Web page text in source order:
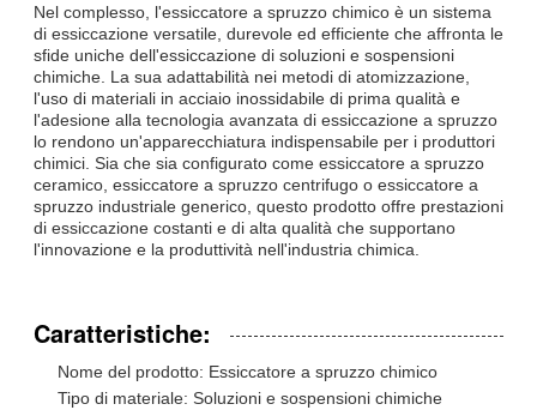
Nel complesso, l'essiccatore a spruzzo chimico è un sistema
di essiccazione versatile, durevole ed efficiente che affronta le
sfide uniche dell'essiccazione di soluzioni e sospensioni
chimiche. La sua adattabilità nei metodi di atomizzazione,
l'uso di materiali in acciaio inossidabile di prima qualità e
l'adesione alla tecnologia avanzata di essiccazione a spruzzo
lo rendono un'apparecchiatura indispensabile per i produttori
chimici. Sia che sia configurato come essiccatore a spruzzo
ceramico, essiccatore a spruzzo centrifugo o essiccatore a
spruzzo industriale generico, questo prodotto offre prestazioni
di essiccazione costanti e di alta qualità che supportano
l'innovazione e la produttività nell'industria chimica.
Caratteristiche:
Nome del prodotto: Essiccatore a spruzzo chimico
Tipo di materiale: Soluzioni e sospensioni chimiche